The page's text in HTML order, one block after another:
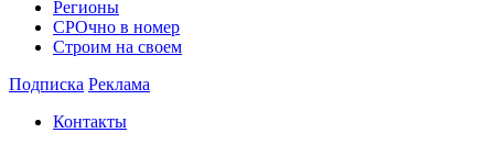
Регионы
СРОчно в номер
Строим на своем
Подписка Реклама
Контакты